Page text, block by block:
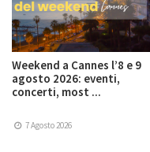
Weekend a Cannes l’8 e 9
agosto 2026: eventi,
concerti, most ...
7 Agosto 2026